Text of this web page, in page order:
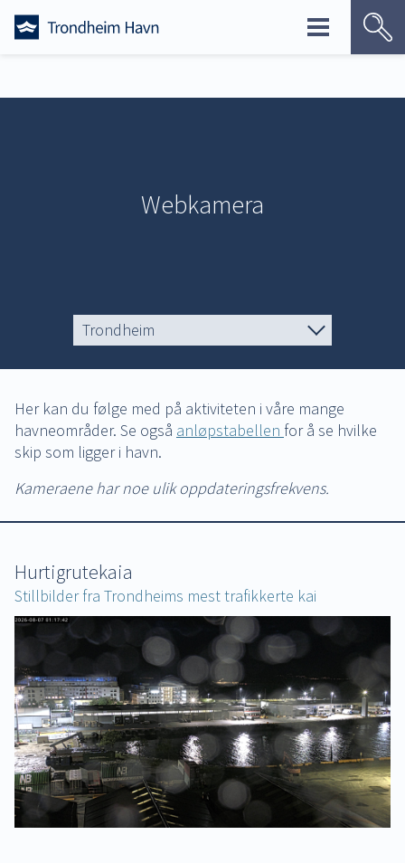
Skip
Webkamera
Trondheim
Her kan du følge med på aktiviteten i våre mange
havneområder. Se også anløpstabellen for å se hvilke
skip som ligger i havn.
Kameraene har noe ulik oppdateringsfrekvens.
Hurtigrutekaia
Stillbilder fra Trondheims mest trafikkerte kai